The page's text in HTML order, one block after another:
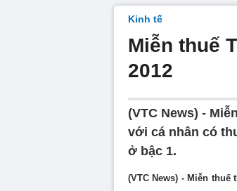
Kinh tế
Miễn thuế
2012
(VTC News) -
với cá nhân có
ở bậc 1.
(VTC News) - Miễn